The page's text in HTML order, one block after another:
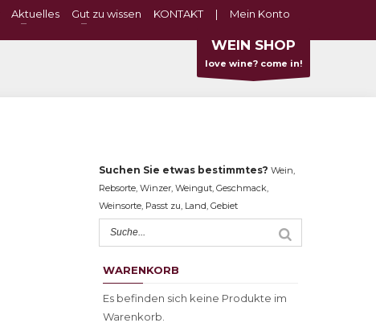
Aktuelles Gut zu wissen KONTAKT | Mein Konto
WEIN SHOP
love wine? come in!
Suchen Sie etwas bestimmtes?Wein,
Rebsorte, Winzer, Weingut, Geschmack,
Weinsorte, Passt zu, Land, Gebiet
WARENKORB
Es befinden sich keine Produkte im
Warenkorb.